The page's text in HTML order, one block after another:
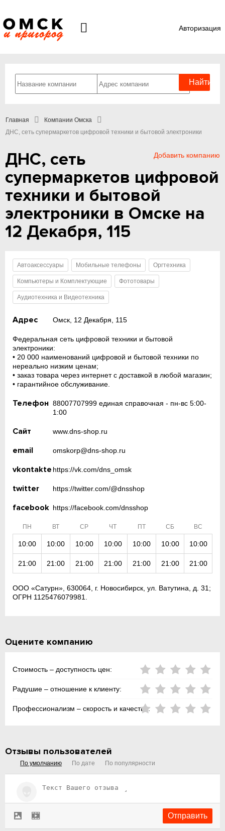
Авторизация
Главная
Компании Омска
ДНС, сеть супермаркетов цифровой техники и бытовой электроники
Добавить компанию
ДНС, сеть
супермаркетов цифровой
техники и бытовой
электроники в Омске на
12 Декабря, 115
Автоаксессуары Мобильные телефоны Оргтехника
Компьютеры и Комплектующие Фототовары
Аудиотехника и Видеотехника
Адрес Омск, 12 Декабря, 115
Федеральная сеть цифровой техники и бытовой
электроники:
• 20 000 наименований цифровой и бытовой техники по
нереально низким ценам;
• заказ товара через интернет с доставкой в любой магазин;
• гарантийное обслуживание.
Телефон 88007707999 единая справочная - пн-вс 5:00-
1:00
Сайт www.dns-shop.ru
email omskorp@dns-shop.ru
vkontakte https://vk.com/dns_omsk
twitter https://twitter.com/@dnsshop
facebook https://facebook.com/dnsshop
ПН ВТ СР ЧТ ПТ СБ ВС
10:00 10:00 10:00 10:00 10:00 10:00 10:00
21:00 21:00 21:00 21:00 21:00 21:00 21:00
ООО «Сатурн», 630064, г. Новосибирск, ул. Ватутина, д. 31;
ОГРН 1125476079981.
Оцените компанию
Стоимость – доступность цен:
Радушие – отношение к клиенту:
Профессионализм – скорость и качество:
Отзывы пользователей
По умолчанию По дате По популярности